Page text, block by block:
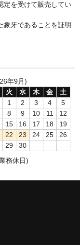
定を受けて販売してい
象牙であることを証明
年9月)
火 水 木 金
土
1
2 3 4
5
8 9 10 11
12
15 16 17 18
19
22 23 24 25
26
29
30
務休日)